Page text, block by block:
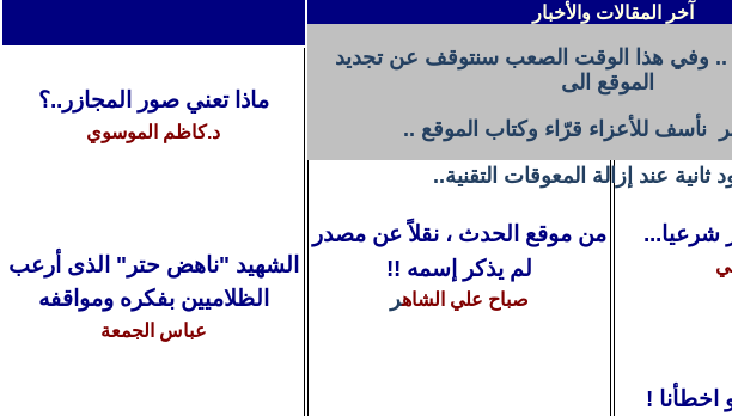
آخر المقالات والأخبار
ماذا تعني صور المجازر..؟
د.كاظم الموسوي
الشهيد "ناهض حتر" الذى أرعب
الظلاميين بفكره ومواقفه
عباس الجمعة
.. وفي هذا الوقت الصعب سنتوقف عن تجديد
الموقع الى
نأسف للأعزاء قرّاء وكتاب الموقع ..
ثانية عند إزالة المعوقات التقنية..
من موقع الحدث ، نقلاً عن مصدر
لم يذكر إسمه !!
صباح علي الشاهر
شرعيا...
!